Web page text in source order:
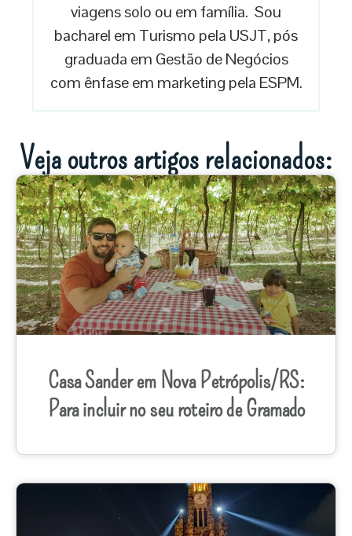
viagens solo ou em família. Sou
bacharel em Turismo pela USJT, pós
graduada em Gestão de Negócios
com ênfase em marketing pela ESPM.
Veja outros artigos relacionados:
Casa Sander em Nova Petrópolis/RS:
Para incluir no seu roteiro de Gramado